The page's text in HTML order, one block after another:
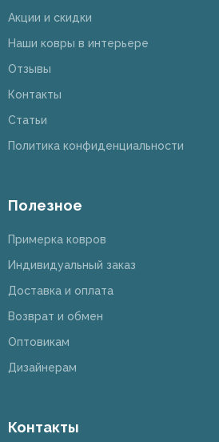
Акции и скидки
Наши ковры в интерьере
Отзывы
Контакты
Статьи
Политика конфиденциальности
Полезное
Примерка ковров
Индивидуальный заказ
Доставка и оплата
Возврат и обмен
Оптовикам
Дизайнерам
Контакты